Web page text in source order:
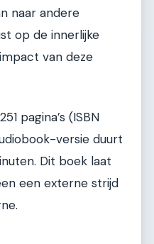
naar andere
op de innerlijke
van deze
pagina’s (ISBN
versie duurt
Dit boek laat
een externe strijd